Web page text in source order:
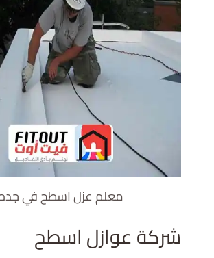
معلم عزل اسطح في
شركة عوازل اسطح